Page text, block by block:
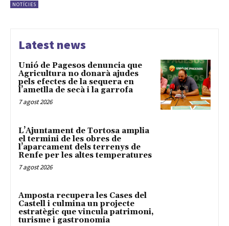
NOTÍCIES
Latest news
Unió de Pagesos denuncia que
Agricultura no donarà ajudes
pels efectes de la sequera en
l’ametlla de secà i la garrofa
7 agost 2026
L’Ajuntament de Tortosa amplia
el termini de les obres de
l’aparcament dels terrenys de
Renfe per les altes temperatures
7 agost 2026
Amposta recupera les Cases del
Castell i culmina un projecte
estratègic que vincula patrimoni,
turisme i gastronomia